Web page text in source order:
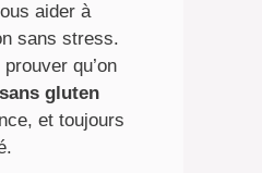
aider à
sans stress.
qu’on
gluten
et toujours